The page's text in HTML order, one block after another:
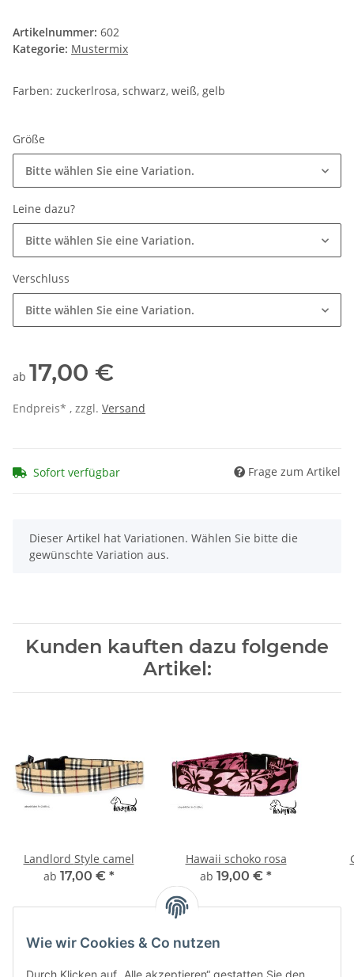
Artikelnummer: 602
Kategorie: Mustermix
Farben: zuckerlrosa, schwarz, weiß, gelb
Größe
Bitte wählen Sie eine Variation.
Leine dazu?
Bitte wählen Sie eine Variation.
Verschluss
Bitte wählen Sie eine Variation.
ab 17,00 €
Endpreis* , zzgl. Versand
Sofort verfügbar Frage zum Artikel
x
Dieser Artikel hat Variationen. Wählen Sie bitte die
gewünschte Variation aus.
Kunden kauften dazu folgende
Artikel:
Landlord Style camel
ab 17,00 € *
Hawaii schoko rosa
ab 19,00 € *
Wie wir Cookies & Co nutzen